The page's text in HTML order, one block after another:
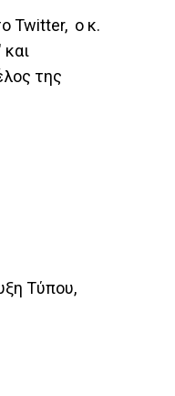
Twitter, ο κ.
της
Τύπου,